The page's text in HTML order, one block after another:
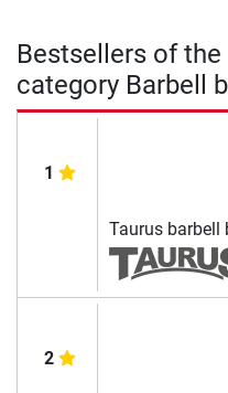
Bestsellers of
category Barbell
1
Taurus barbell
2